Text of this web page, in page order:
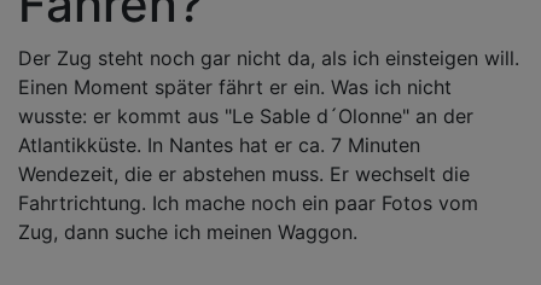
Der Zug steht noch gar nicht da, als ich einsteigen will.
Einen Moment später fährt er ein. Was ich nicht
wusste: er kommt aus "Le Sable d´Olonne" an der
Atlantikküste. In Nantes hat er ca. 7 Minuten
Wendezeit, die er abstehen muss. Er wechselt die
Fahrtrichtung. Ich mache noch ein paar Fotos vom
Zug, dann suche ich meinen Waggon.